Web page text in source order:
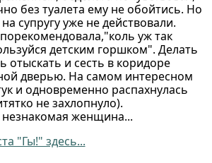
без туалета ему не обойтись. Но
супругу уже не действовали.
уж так
детским горшком". Делать
отыскать и сесть в коридоре
дверью. На самом интересном
и одновременно распахнулась
не захлопнуло).
незнакомая женщина...
"Гы!" здесь...